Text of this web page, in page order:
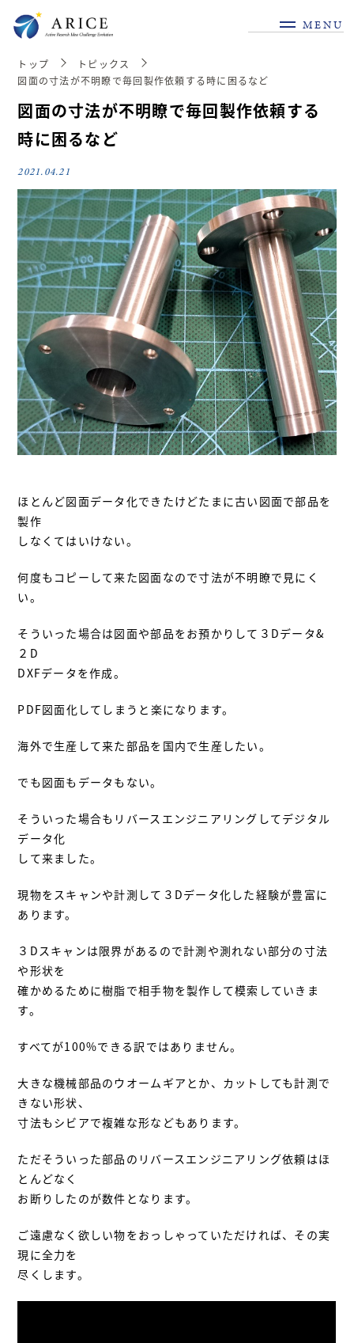
MENU
トップ
トピックス
図面の寸法が不明瞭で毎回製作依頼する時に困るなど
図面の寸法が不明瞭で毎回製作依頼する
時に困るなど
2021.04.21
ほとんど図面データ化できたけどたまに古い図面で部品を
製作
しなくてはいけない。
何度もコピーして来た図面なので寸法が不明瞭で見にく
い。
そういった場合は図面や部品をお預かりして３Dデータ&
２D
DXFデータを作成。
PDF図面化してしまうと楽になります。
海外で生産して来た部品を国内で生産したい。
でも図面もデータもない。
そういった場合もリバースエンジニアリングしてデジタル
データ化
して来ました。
現物をスキャンや計測して３Dデータ化した経験が豊富に
あります。
３Dスキャンは限界があるので計測や測れない部分の寸法
や形状を
確かめるために樹脂で相手物を製作して模索していきま
す。
すべてが100%できる訳ではありません。
大きな機械部品のウオームギアとか、カットしても計測で
きない形状、
寸法もシビアで複雑な形などもあります。
ただそういった部品のリバースエンジニアリング依頼はほ
とんどなく
お断りしたのが数件となります。
ご遠慮なく欲しい物をおっしゃっていただければ、その実
現に全力を
尽くします。